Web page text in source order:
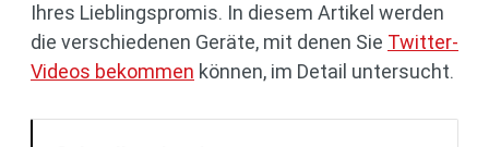
Ihres Lieblingspromis. In diesem Artikel werden
die verschiedenen Geräte, mit denen Sie Twitter-
Videos bekommen können, im Detail untersucht.